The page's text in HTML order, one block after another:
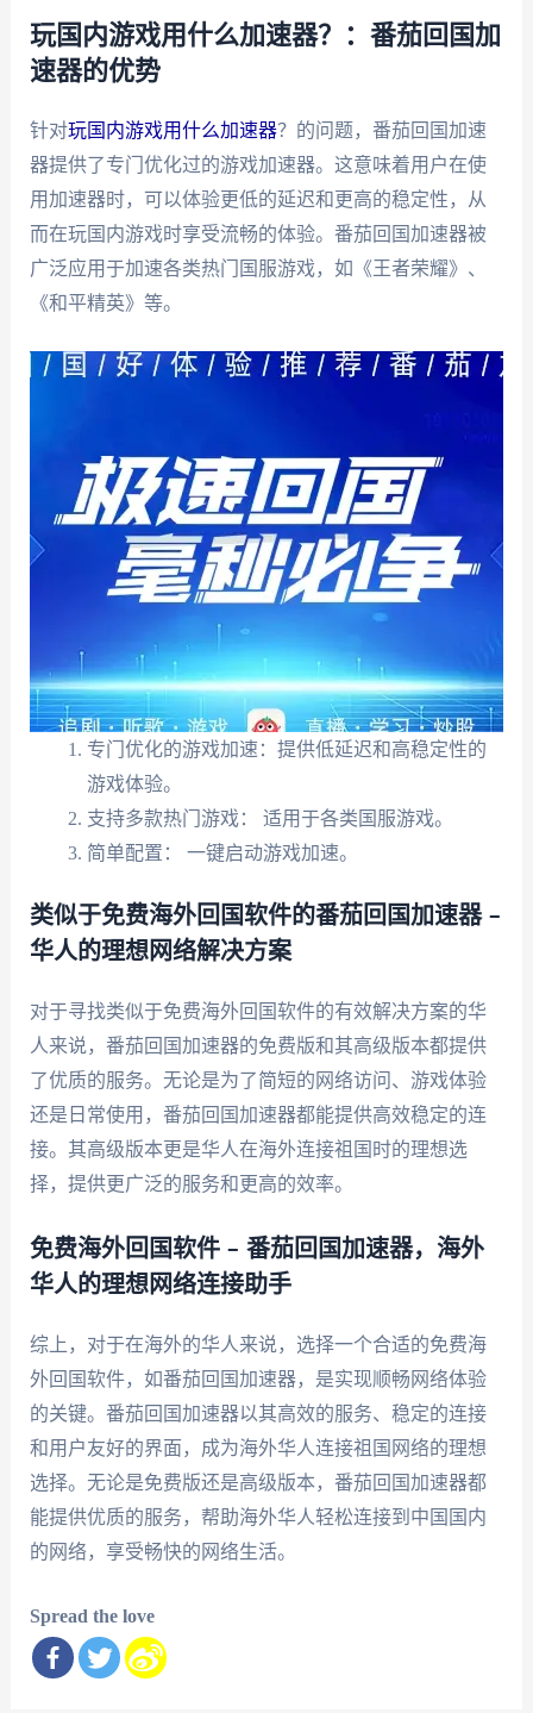
玩国内游戏用什么加速器？：番茄回国加
速器的优势
针对玩国内游戏用什么加速器？的问题，番茄回国加速
器提供了专门优化过的游戏加速器。这意味着用户在使
用加速器时，可以体验更低的延迟和更高的稳定性，从
而在玩国内游戏时享受流畅的体验。番茄回国加速器被
广泛应用于加速各类热门国服游戏，如《王者荣耀》、
《和平精英》等。
专门优化的游戏加速：提供低延迟和高稳定性的
游戏体验。
支持多款热门游戏： 适用于各类国服游戏。
简单配置： 一键启动游戏加速。
类似于免费海外回国软件的番茄回国加速器 –
华人的理想网络解决方案
对于寻找类似于免费海外回国软件的有效解决方案的华
人来说，番茄回国加速器的免费版和其高级版本都提供
了优质的服务。无论是为了简短的网络访问、游戏体验
还是日常使用，番茄回国加速器都能提供高效稳定的连
接。其高级版本更是华人在海外连接祖国时的理想选
择，提供更广泛的服务和更高的效率。
免费海外回国软件 – 番茄回国加速器，海外
华人的理想网络连接助手
综上，对于在海外的华人来说，选择一个合适的免费海
外回国软件，如番茄回国加速器，是实现顺畅网络体验
的关键。番茄回国加速器以其高效的服务、稳定的连接
和用户友好的界面，成为海外华人连接祖国网络的理想
选择。无论是免费版还是高级版本，番茄回国加速器都
能提供优质的服务，帮助海外华人轻松连接到中国国内
的网络，享受畅快的网络生活。
Spread the love